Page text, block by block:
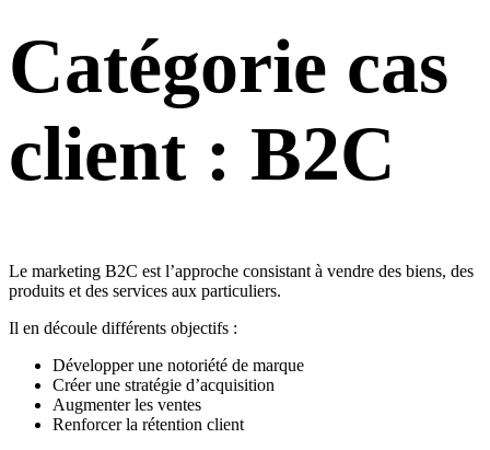
Catégorie cas
client : B2C
Le marketing B2C est l’approche consistant à vendre des biens, des
produits et des services aux particuliers.
Il en découle différents objectifs :
Développer une notoriété de marque
Créer une stratégie d’acquisition
Augmenter les ventes
Renforcer la rétention client